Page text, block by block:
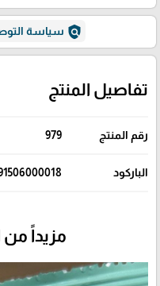
policy سياسة
تفاصيل المنتج
رقم المنتج 979
الباركود
مزيداً من